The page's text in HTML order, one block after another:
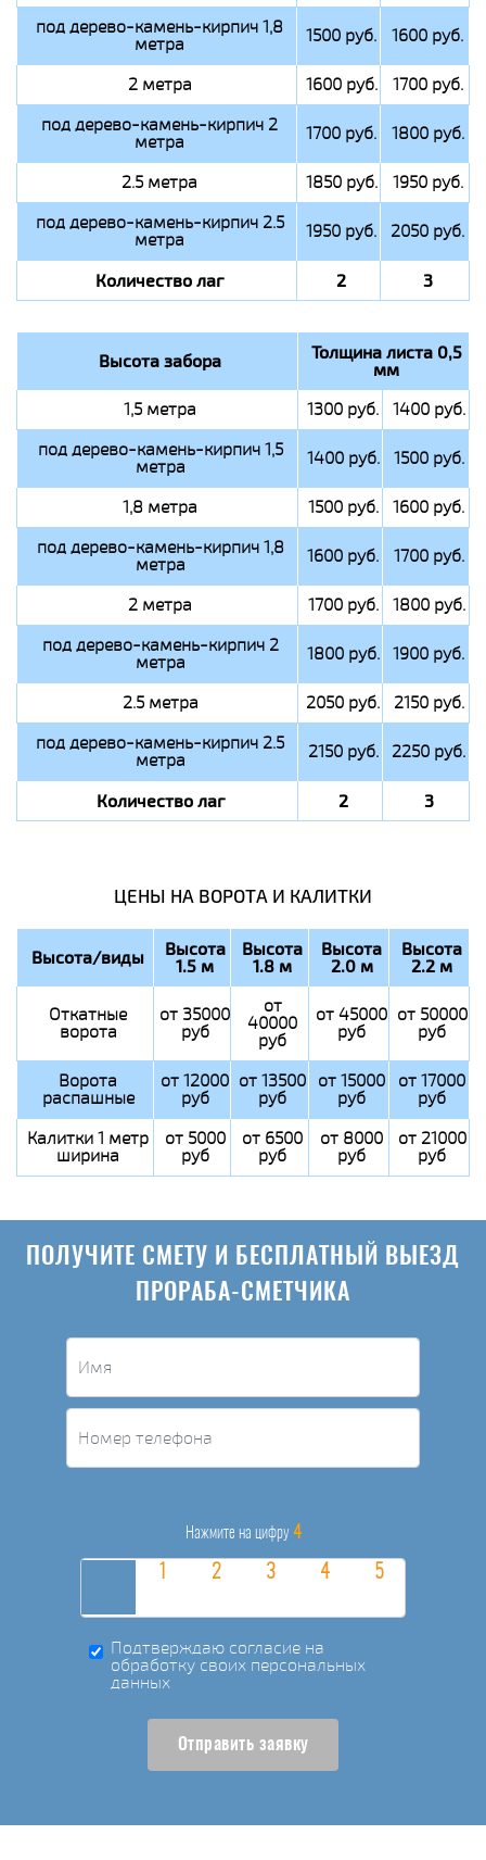
под дерево-камень-кирпич 1,8
метра 1500 руб. 1600 руб.
2 метра 1600 руб.
1700 руб.
под дерево-камень-кирпич 2
метра 1700 руб. 1800 руб.
2.5 метра 1850 руб.
1950 руб.
под дерево-камень-кирпич 2.5
метра 1950 руб. 2050 руб.
Количество лаг 2 3
Высота забора Толщина листа 0,5
мм
1,5 метра 1300 руб.
1400 руб.
под дерево-камень-кирпич 1,5
метра 1400 руб. 1500 руб.
1,8 метра 1500 руб.
1600 руб.
под дерево-камень-кирпич 1,8
метра 1600 руб. 1700 руб.
2 метра 1700 руб.
1800 руб.
под дерево-камень-кирпич 2
метра 1800 руб. 1900 руб.
2.5 метра 2050 руб.
2150 руб.
под дерево-камень-кирпич 2.5
метра 2150 руб. 2250 руб.
Количество лаг 2 3
ЦЕНЫ НА ВОРОТА И КАЛИТКИ
Высота/виды Высота
1.5 м
Высота
1.8 м
Высота
2.0 м
Высота
2.2 м
Откатные
ворота
от 35000
руб
от
40000
руб
от 45000
руб
от 50000
руб
Ворота
распашные
от 12000
руб
от 13500
руб
от 15000
руб
от 17000
руб
Калитки 1 метр
ширина
от 5000
руб
от 6500
руб
от 8000
руб
от 21000
руб
ПОЛУЧИТЕ СМЕТУ И БЕСПЛАТНЫЙ ВЫЕЗД
ПРОРАБА-СМЕТЧИКА
Нажмите на цифру 4
Подтверждаю согласие на
обработку своих персональных
данных
Отправить заявку